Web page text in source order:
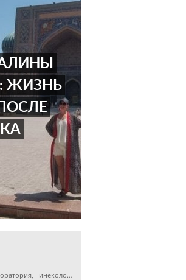
ЖИЗНЬ
Детская клиника, Медицинская лаборатория, Гинекология